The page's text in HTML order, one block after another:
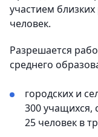
участием
человек.
Разрешается
среднего
городских и
300 учащихся,
25 человек в